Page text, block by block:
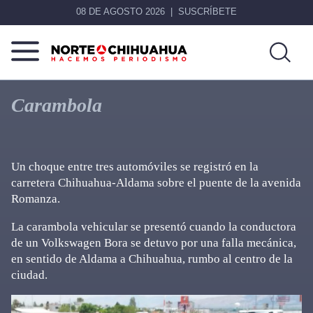
08 DE AGOSTO 2026 SUSCRÍBETE
Norte
Chihuahua
Más
que
noticias,
Carambola
Un choque entre tres automóviles se registró en la
carretera Chihuahua-Aldama sobre el puente de la avenida
Romanza.
La carambola vehicular se presentó cuando la conductora
de un Volkswagen Bora se detuvo por una falla mecánica,
en sentido de Aldama a Chihuahua, rumbo al centro de la
ciudad.